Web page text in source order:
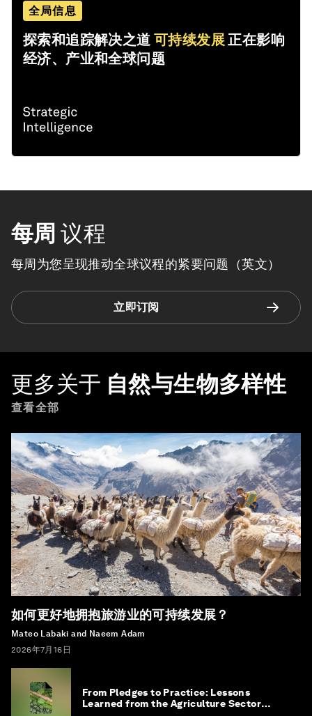
全局信息
探索和追踪解决之道可持续发展正在影响
经济、产业和全球问题
每周 议程
每周为您呈现推动全球议程的紧要问题（英文）
立即订阅
更多关于 自然与生物多样性
查看全部
如何更好地拥抱旅游业的可持续发展？
Mateo Labaki and Naeem Adam
2026年7月16日
From Pledges to Practice: Lessons
Learned from the Agriculture Sector